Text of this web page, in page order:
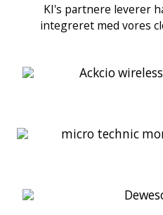
KI's partnere leverer
integreret med vores